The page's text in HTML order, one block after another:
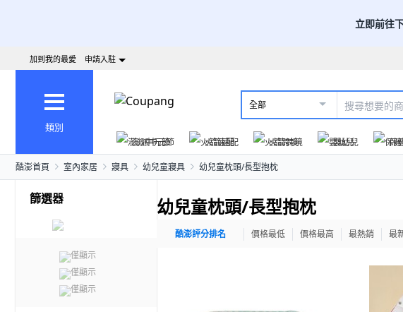
立即前往
加到我的最愛 申請入駐
類別
全部
澎派中元節
火箭速配 火箭跨境 嬰幼兒 保
酷澎首頁 室內家居 寢具 幼兒童寢具 幼兒童枕頭/長型抱枕
篩選器
僅顯示
僅顯示
僅顯示
幼兒童枕頭/長型抱枕
酷澎評分排名 價格最低 價格最高 最熱銷 最